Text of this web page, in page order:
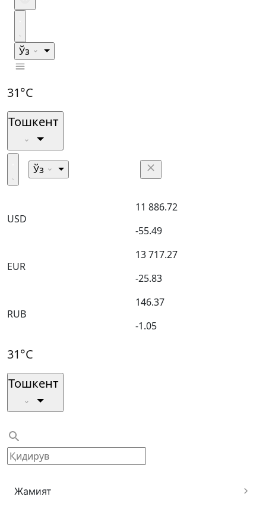
Ўз
31°C
Тошкент
Ўз
USD
11 886.72
-55.49
EUR
13 717.27
-25.83
RUB
146.37
-1.05
31°C
Тошкент
Жамият